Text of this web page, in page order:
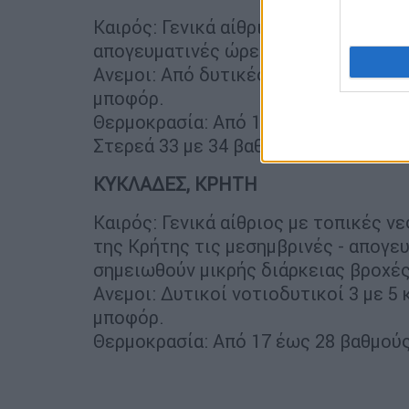
Καιρός: Γενικά αίθριος, με
απογευματινές ώρες.
Ανεμοι: Από δυτικές διευθύνσεις 3
μποφόρ.
Θερμοκρασία: Από 15 έως 31 με 32
Στερεά 33 με 34 βαθμούς Κελσίου.
ΚΥΚΛΑΔΕΣ, ΚΡΗΤΗ
Καιρός: Γενικά αίθριος με τοπικές
της Κρήτης τις μεσημβρινές -
σημειωθούν μικρής διάρκειας
Ανεμοι: Δυτικοί νοτιοδυτικοί 3 με
μποφόρ.
Θερμοκρασία: Από 17 έως 28